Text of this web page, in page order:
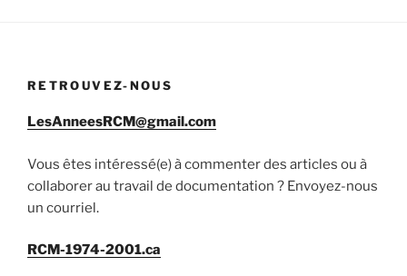
RETROUVEZ-NOUS
LesAnneesRCM@gmail.com
Vous êtes intéressé(e) à commenter des articles ou à
collaborer au travail de documentation ? Envoyez-nous
un courriel.
RCM-1974-2001.ca